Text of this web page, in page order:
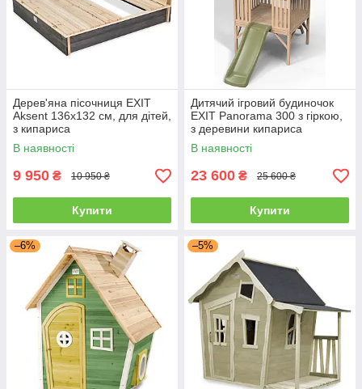
Дерев'яна пісочниця EXIT
Aksent 136x132 см, для дітей,
з кипариса
В наявності
9 950 ₴ 10 950 ₴
Купити
Дитячий ігровий будиночок
EXIT Panorama 300 з гіркою,
з деревини кипариса
В наявності
23 600 ₴ 25 600 ₴
Купити
–6% –5%